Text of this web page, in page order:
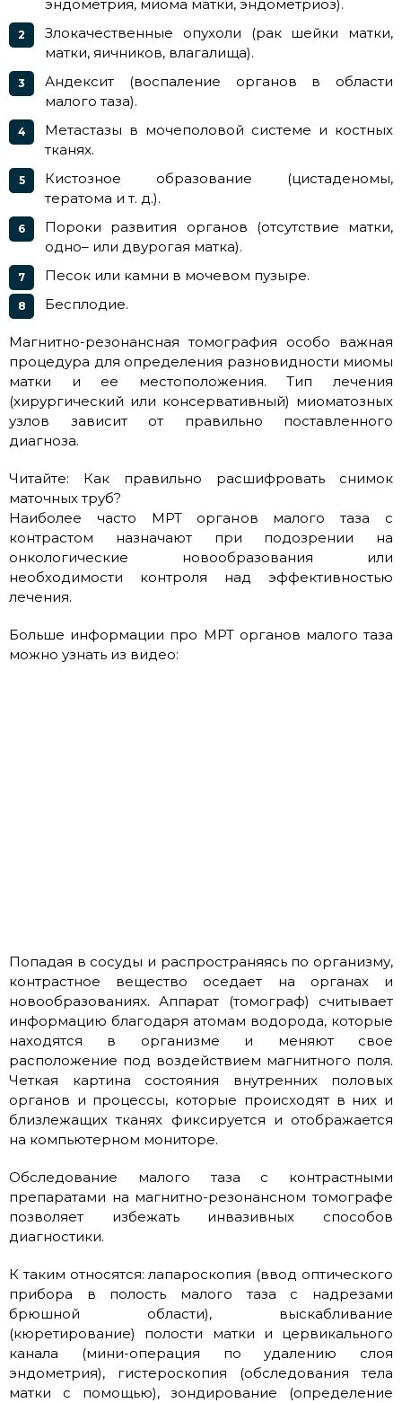
эндометрия, миома матки, эндометриоз).
Злокачественные опухоли (рак шейки матки,
матки, яичников, влагалища).
Андексит (воспаление органов в области
малого таза).
Метастазы в мочеполовой системе и костных
тканях.
Кистозное образование (цистаденомы,
тератома и т. д.).
Пороки развития органов (отсутствие матки,
одно– или двурогая матка).
Песок или камни в мочевом пузыре.
Бесплодие.
Магнитно-резонансная томография особо важная
процедура для определения разновидности миомы
матки и ее местоположения. Тип лечения
(хирургический или консервативный) миоматозных
узлов зависит от правильно поставленного
диагноза.
Читайте: Как правильно расшифровать снимок
маточных труб?
Наиболее часто МРТ органов малого таза с
контрастом назначают при подозрении на
онкологические новообразования или
необходимости контроля над эффективностью
лечения.
Больше информации про МРТ органов малого таза
можно узнать из видео:
Попадая в сосуды и распространяясь по организму,
контрастное вещество оседает на органах и
новообразованиях. Аппарат (томограф) считывает
информацию благодаря атомам водорода, которые
находятся в организме и меняют свое
расположение под воздействием магнитного поля.
Четкая картина состояния внутренних половых
органов и процессы, которые происходят в них и
близлежащих тканях фиксируется и отображается
на компьютерном мониторе.
Обследование малого таза с контрастными
препаратами на магнитно-резонансном томографе
позволяет избежать инвазивных способов
диагностики.
К таким относятся: лапароскопия (ввод оптического
прибора в полость малого таза с надрезами
брюшной области), выскабливание
(кюретирование) полости матки и цервикального
канала (мини-операция по удалению слоя
эндометрия), гистероскопия (обследования тела
матки с помощью), зондирование (определение